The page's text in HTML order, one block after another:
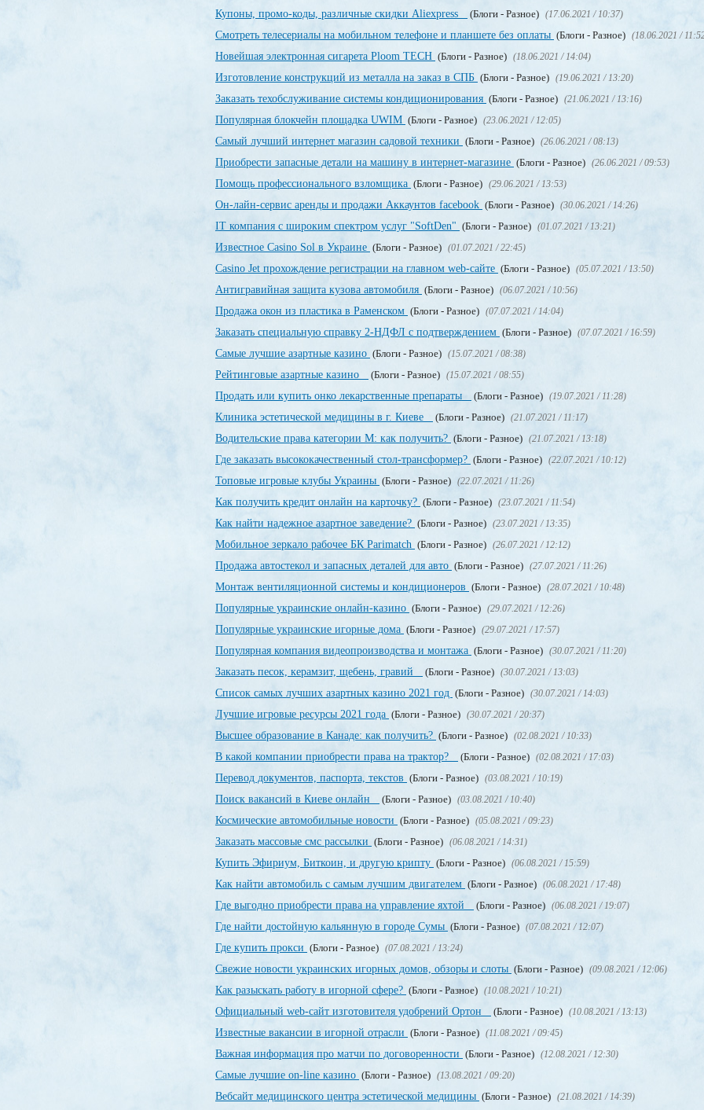
Купоны, промо-коды, различные скидки Aliexpress (Блоги - Разное) (17.06.2021 / 10:37)
Смотреть телесериалы на мобильном телефоне и планшете без оплаты (Блоги - Разное) (18.06.2021 /
Новейшая электронная сигарета Ploom TECH (Блоги - Разное) (18.06.2021 / 14:04)
Изготовление конструкций из металла на заказ в СПБ (Блоги - Разное) (19.06.2021 / 13:20)
Заказать техобслуживание системы кондиционирования (Блоги - Разное) (21.06.2021 / 13:16)
Популярная блокчейн площадка UWIM (Блоги - Разное) (23.06.2021 / 12:05)
Самый лучший интернет магазин садовой техники (Блоги - Разное) (26.06.2021 / 08:13)
Приобрести запасные детали на машину в интернет-магазине (Блоги - Разное) (26.06.2021 / 09:53)
Помощь профессионального взломщика (Блоги - Разное) (29.06.2021 / 13:53)
Он-лайн-сервис аренды и продажи Аккаунтов facebook (Блоги - Разное) (30.06.2021 / 14:26)
IT компания с широким спектром услуг "SoftDen" (Блоги - Разное) (01.07.2021 / 13:21)
Известное Casino Sol в Украине (Блоги - Разное) (01.07.2021 / 22:45)
Сasino Jet прохождение регистрации на главном web-сайте (Блоги - Разное) (05.07.2021 / 13:50)
Антигравийная защита кузова автомобиля (Блоги - Разное) (06.07.2021 / 10:56)
Продажа окон из пластика в Раменском (Блоги - Разное) (07.07.2021 / 14:04)
Заказать специальную справку 2-НДФЛ с подтверждением (Блоги - Разное) (07.07.2021 / 16:59)
Самые лучшие азартные казино (Блоги - Разное) (15.07.2021 / 08:38)
Рейтинговые азартные казино (Блоги - Разное) (15.07.2021 / 08:55)
Продать или купить онко лекарственные препараты (Блоги - Разное) (19.07.2021 / 11:28)
Клиника эстетической медицины в г. Киеве (Блоги - Разное) (21.07.2021 / 11:17)
Водительские права категории М: как получить? (Блоги - Разное) (21.07.2021 / 13:18)
Где заказать высококачественный стол-трансформер? (Блоги - Разное) (22.07.2021 / 10:12)
Топовые игровые клубы Украины (Блоги - Разное) (22.07.2021 / 11:26)
Как получить кредит онлайн на карточку? (Блоги - Разное) (23.07.2021 / 11:54)
Как найти надежное азартное заведение? (Блоги - Разное) (23.07.2021 / 13:35)
Мобильное зеркало рабочее БК Parimatch (Блоги - Разное) (26.07.2021 / 12:12)
Продажа автостекол и запасных деталей для авто (Блоги - Разное) (27.07.2021 / 11:26)
Монтаж вентиляционной системы и кондиционеров (Блоги - Разное) (28.07.2021 / 10:48)
Популярные украинские онлайн-казино (Блоги - Разное) (29.07.2021 / 12:26)
Популярные украинские игорные дома (Блоги - Разное) (29.07.2021 / 17:57)
Популярная компания видеопроизводства и монтажа (Блоги - Разное) (30.07.2021 / 11:20)
Заказать песок, керамзит, щебень, гравий (Блоги - Разное) (30.07.2021 / 13:03)
Список самых лучших азартных казино 2021 год (Блоги - Разное) (30.07.2021 / 14:03)
Лучшие игровые ресурсы 2021 года (Блоги - Разное) (30.07.2021 / 20:37)
Высшее образование в Канаде: как получить? (Блоги - Разное) (02.08.2021 / 10:33)
В какой компании приобрести права на трактор? (Блоги - Разное) (02.08.2021 / 17:03)
Перевод документов, паспорта, текстов (Блоги - Разное) (03.08.2021 / 10:19)
Поиск вакансий в Киеве онлайн (Блоги - Разное) (03.08.2021 / 10:40)
Космические автомобильные новости (Блоги - Разное) (05.08.2021 / 09:23)
Заказать массовые смс рассылки (Блоги - Разное) (06.08.2021 / 14:31)
Купить Эфириум, Биткоин, и другую крипту (Блоги - Разное) (06.08.2021 / 15:59)
Как найти автомобиль с самым лучшим двигателем (Блоги - Разное) (06.08.2021 / 17:48)
Где выгодно приобрести права на управление яхтой (Блоги - Разное) (06.08.2021 / 19:07)
Где найти достойную кальянную в городе Сумы (Блоги - Разное) (07.08.2021 / 12:07)
Где купить прокси (Блоги - Разное) (07.08.2021 / 13:24)
Свежие новости украинских игорных домов, обзоры и слоты (Блоги - Разное) (09.08.2021 / 12:06)
Как разыскать работу в игорной сфере? (Блоги - Разное) (10.08.2021 / 10:21)
Официальный web-сайт изготовителя удобрений Ортон (Блоги - Разное) (10.08.2021 / 13:13)
Известные вакансии в игорной отрасли (Блоги - Разное) (11.08.2021 / 09:45)
Важная информация про матчи по договоренности (Блоги - Разное) (12.08.2021 / 12:30)
Самые лучшие on-line казино (Блоги - Разное) (13.08.2021 / 09:20)
Вебсайт медицинского центра эстетической медицины (Блоги - Разное) (21.08.2021 / 14:39)